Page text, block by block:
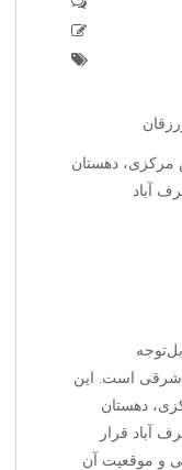
دهستان
شرقی است. این
دهستان
آباد قرار
و موقعیت آن